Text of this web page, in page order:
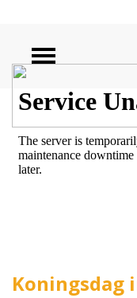
ZOEKEN
Koningsdag